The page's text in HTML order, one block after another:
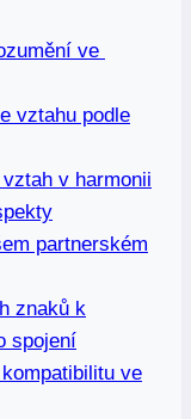
ve
vztahu ​podle
v harmonii
partnerském
znaků k​
spojení
ve⁤